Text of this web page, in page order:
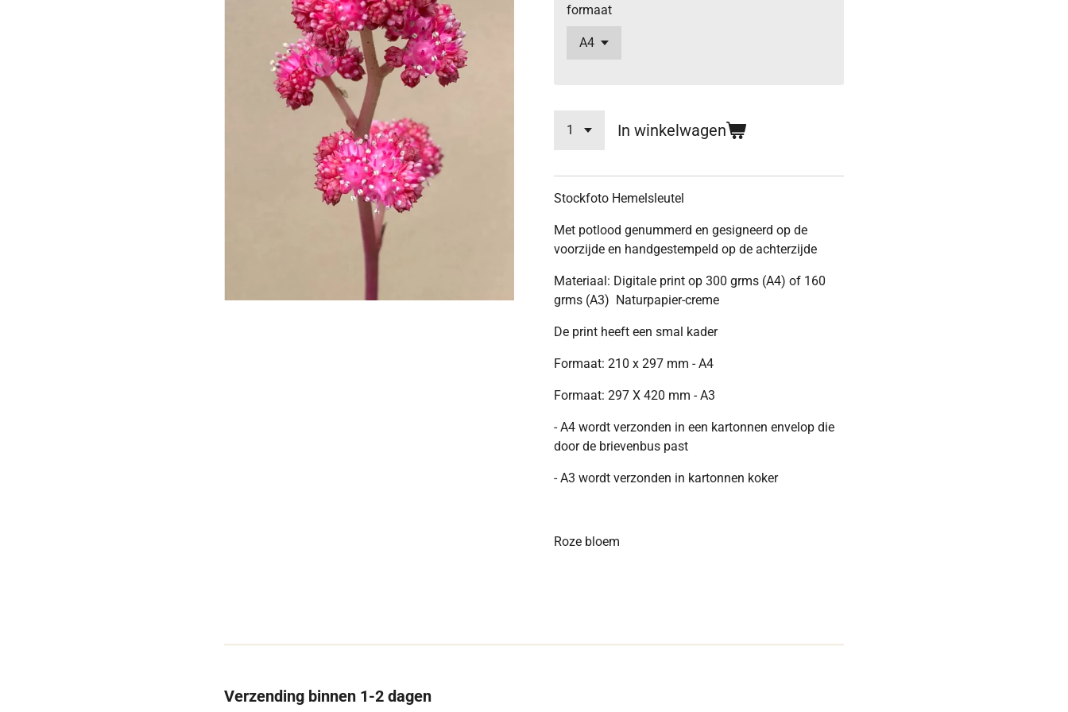
formaat
In winkelwagen
Stockfoto Hemelsleutel
Met potlood genummerd en gesigneerd op de
voorzijde en handgestempeld op de achterzijde
Materiaal: Digitale print op 300 grms (A4) of 160
grms (A3) Naturpapier-creme
De print heeft een smal kader
Formaat: 210 x 297 mm - A4
Formaat: 297 X 420 mm - A3
- A4 wordt verzonden in een kartonnen envelop die
door de brievenbus past
- A3 wordt verzonden in kartonnen koker
Roze bloem
Verzending binnen 1-2 dagen